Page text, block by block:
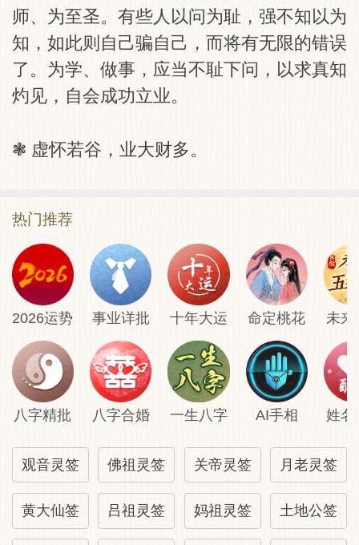
师、为至圣。有些人以问为耻，强不知以为
知，如此则自己骗自己，而将有无限的错误
了。为学、做事，应当不耻下问，以求真知
灼见，自会成功立业。
❃ 虚怀若谷，业大财多。
热门推荐
2026运势 事业详批 十年大运 命定桃花 未来
八字精批 八字合婚 一生八字 AI手相 姓名
观音灵签 佛祖灵签 关帝灵签 月老灵签
黄大仙签 吕祖灵签 妈祖灵签 土地公签